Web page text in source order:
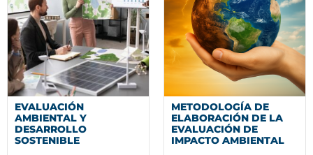
EVALUACIÓN
AMBIENTAL Y
DESARROLLO
SOSTENIBLE
METODOLOGÍA DE
ELABORACIÓN DE LA
EVALUACIÓN DE
IMPACTO AMBIENTAL